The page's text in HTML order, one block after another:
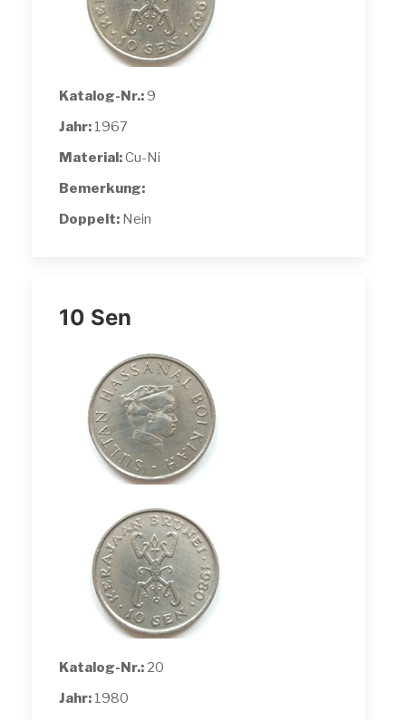
Katalog-Nr.:9
Jahr: 1967
Material:Cu-Ni
Bemerkung:
Doppelt: Nein
10 Sen
Katalog-Nr.: 20
Jahr: 1980